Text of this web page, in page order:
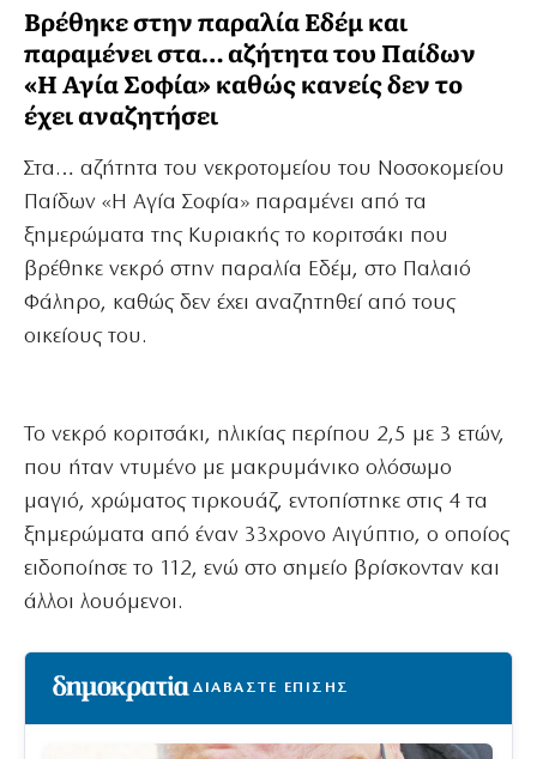
Βρέθηκε στην παραλία Εδέμ και
παραμένει στα… αζήτητα του Παίδων
«Η Αγία Σοφία» καθώς κανείς δεν το
έχει αναζητήσει
Στα… αζήτητα του νεκροτομείου του Νοσοκομείου
Παίδων «Η Αγία Σοφία» παραμένει από τα
ξημερώματα της Κυριακής το κοριτσάκι που
βρέθηκε νεκρό στην παραλία Εδέμ, στο Παλαιό
Φάληρο, καθώς δεν έχει αναζητηθεί από τους
οικείους του.
Το νεκρό κοριτσάκι, ηλικίας περίπου 2,5 με 3 ετών,
που ήταν ντυμένο με μακρυμάνικο ολόσωμο
μαγιό, χρώματος τιρκουάζ, εντοπίστηκε στις 4 τα
ξημερώματα από έναν 33χρονο Αιγύπτιο, ο οποίος
ειδοποίησε το 112, ενώ στο σημείο βρίσκονταν και
άλλοι λουόμενοι.
ΔΙΑΒΑΣΤΕ ΕΠΙΣΗΣ